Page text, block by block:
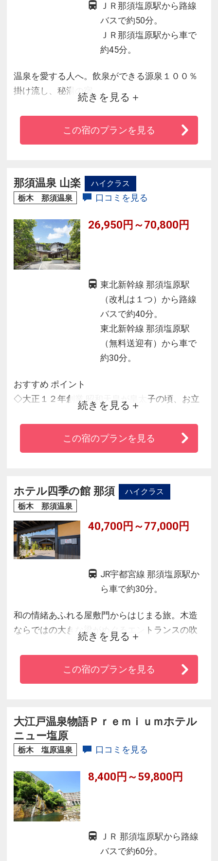
ＪＲ那須塩原駅から路線
バスで約50分。
ＪＲ那須塩原駅から車で
約45分。
温泉を愛する人へ。飲泉ができる源泉１００％
掛け流し、秘湯の宿。
日本で唯一の「墨の湯」は神秘さと心身ともに
癒されることでしょう。
全部で８ケ所の浴槽を有し、美しい渓谷に囲ま
お食事はお部屋食で、山菜、川魚、お野菜など
地産地消の素朴ですが、温かいおもてなしのお
続きを見る
この宿のプランを見る
那須温泉 山楽
ハイクラス
栃木 那須温泉
口コミを見る
26,950円～70,800円
東北新幹線 那須塩原駅
（改札は１つ）から路線
バスで約40分。
東北新幹線 那須塩原駅
（無料送迎有）から車で
約30分。
おすすめ ポイント
◇大正１２年創業 昭和天皇が皇太子の頃、お立
寄になられた由緒ある旅館
◇標高７００ｍの那須高原の中腹にあり南面に
は八溝山系が一望
風呂
◇こだわりの食材で季節を感じる会席料理での
続きを見る
この宿のプランを見る
ホテル四季の館 那須
ハイクラス
栃木 那須温泉
40,700円～77,000円
JR宇都宮線 那須塩原駅か
ら車で約30分。
和の情緒あふれる屋敷門からはじまる旅。木造
ならではの大きな梁がめぐるエントランスの吹
き抜けや、那須高原の風がわたる歩廊に囲まれ
た日本庭園など、自然の趣を感じられる湯宿で
す。那須の食材や、美人の湯を楽しみ、大切な
ご滞在が大切な思い出になるよう、心を尽くし
てお待ち申し上げます。
続きを見る
この宿のプランを見る
大江戸温泉物語Ｐｒｅｍｉｕｍホテル
ニュー塩原
栃木 塩原温泉 口コミを見る
8,400円～59,800円
ＪＲ 那須塩原駅から路線
バスで約60分。